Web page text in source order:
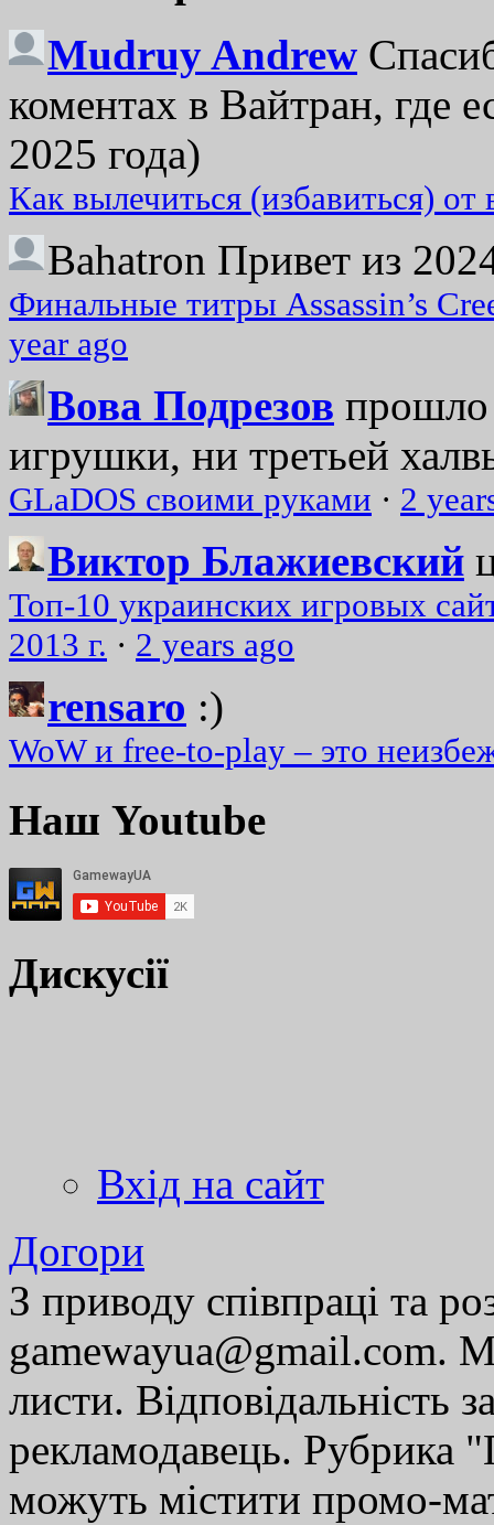
Mudruy Andrew
коментах в Вайтран, где
2025 года)
Как вылечиться (избавиться)
Bahatron Привет из
Финальные титры Assassin’s
year ago
Вова Подрезов прошло
игрушки, ни третьей
GLaDOS своими руками · 2
Виктор Блажиевский
Топ-10 украинских игровых
2013 г. · 2 years ago
rensaro :)
WoW и free-to-play – это
Наш Youtube
Дискусії
Вхід на сайт
Догори
З приводу співпраці та
gamewayua@gmail.com.
листи. Відповідальність
рекламодавець. Рубрика
можуть містити промо-